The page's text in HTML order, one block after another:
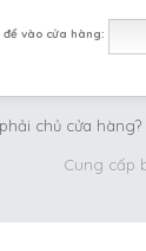
vào cửa hàng:
chủ cửa hàng?
Cung cấp